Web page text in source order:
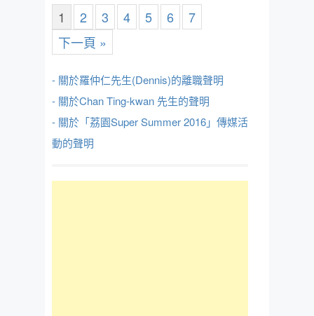
1 2 3 4 5 6
7
下一頁 »
- 關於羅仲仁先生(Dennis)的離職聲明
- 關於Chan Ting-kwan 先生的聲明
- 關於「荔園Super Summer 2016」傳媒活
動的聲明